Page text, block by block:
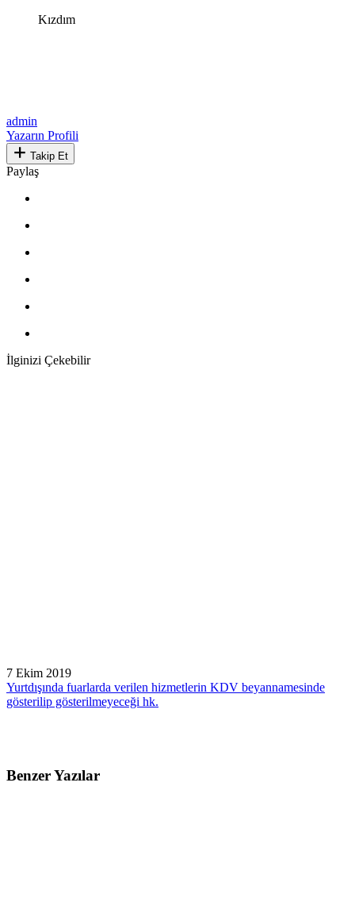
Kızdım
admin
Yazarın Profili
Takip Et
Paylaş
İlginizi Çekebilir
7 Ekim 2019
Yurtdışında fuarlarda verilen hizmetlerin KDV beyannamesinde
gösterilip gösterilmeyeceği hk.
Benzer Yazılar